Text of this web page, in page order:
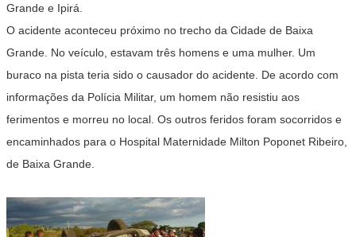
Grande e Ipirá.
O acidente aconteceu próximo no trecho da Cidade de Baixa
Grande. No veículo, estavam três homens e uma mulher. Um
buraco na pista teria sido o causador do acidente. De acordo com
informações da Polícia Militar, um homem não resistiu aos
ferimentos e morreu no local. Os outros feridos foram socorridos e
encaminhados para o Hospital Maternidade Milton Poponet Ribeiro,
de Baixa Grande.